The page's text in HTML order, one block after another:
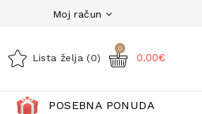
Moj račun
Lista želja (0)
0
0.00€
POSEBNA PONUDA